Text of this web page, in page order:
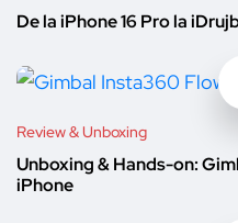
De la iPhone 16 Pro la
Review & Unboxing
Unboxing & Hands-on:
iPhone